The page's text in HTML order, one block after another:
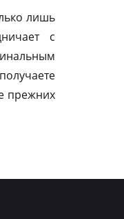
лишь
с
прежних